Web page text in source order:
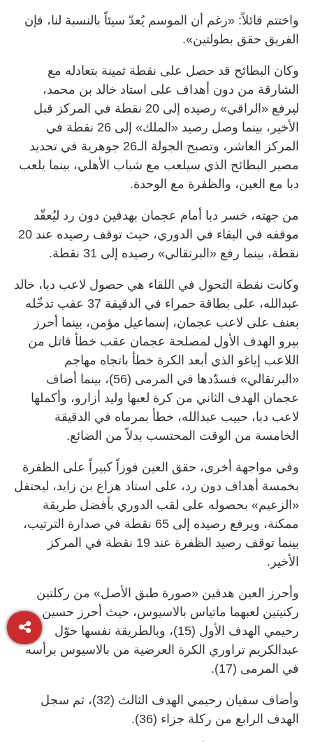
واختتم قائلاً: «رغم أن الموسم يُعدّ سيئاً بالنسبة لنا، فإن
الفريق حقق بطولتين».
وكان البطائح قد حصل على نقطة ثمينة بتعادله مع
الشارقة من دون أهداف على استاد خالد بن محمد،
ليرفع «الراقي» رصيده إلى 20 نقطة في المركز قبل
الأخير، بينما وصل رصيد «الملك» إلى 26 نقطة في
المركز العاشر، وتصبح الجولة الـ26 جوهرية في تحديد
مصير البطائح الذي سيلعب مع شباب الأهلي، بينما يلعب
دبا مع العين، والظفرة مع الوحدة.
من جهته، خسر دبا أمام عجمان بهدفين دون رد ليُعقّد
موقفه في البقاء في الدوري، حيث توقف رصيده عند 20
نقطة، بينما رفع «البرتقالي» رصيده إلى 31 نقطة.
وكانت نقطة التحول في اللقاء هي حصول لاعب دبا، خالد
عبدالله، على بطاقة حمراء في الدقيقة 37 عقب تدخّله
بعنف على لاعب عجمان، إسماعيل مؤمن، بينما أحرز
بيرو الهدف الأول لمصلحة عجمان عقب خطأ قاتل من
اللاعب إياغو الذي أبعد الكرة خطأ باتجاه مهاجم
«البرتقالي» فسدّدها في المرمى (56)، بينما أضاف
عجمان الهدف الثاني من كرة لعبها وليد أزارو، وأكملها
لاعب دبا، حبيب عبدالله، خطأ بمرماه في الدقيقة
الخامسة من الوقت المحتسب بدلاً من الضائع.
وفي مواجهة أخرى، حقق العين فوزاً كبيراً على الظفرة
بخمسة أهداف دون رد، على استاد هزاع بن زايد، ليحتفل
«الزعيم» بحصوله على لقب الدوري بأفضل طريقة
ممكنة، ويرفع رصيده إلى 65 نقطة في صدارة الترتيب،
بينما توقف رصيد الظفرة عند 19 نقطة في المركز
الأخير.
وأحرز العين هدفين «صورة طبق الأصل» من ركلتين
ركنيتين لعبهما ماتياس بالاسيوس، حيث أحرز حسين
رحيمي الهدف الأول (15)، وبالطريقة نفسها حوّل
عبدالكريم تراوري الكرة العرضية من بالاسيوس برأسه
في المرمى (17).
وأضاف سفيان رحيمي الهدف الثالث (32)، ثم سجل
الهدف الرابع من ركلة جزاء (36).